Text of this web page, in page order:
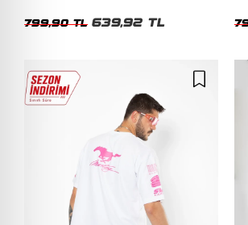
799,90 TL 639,92 TL